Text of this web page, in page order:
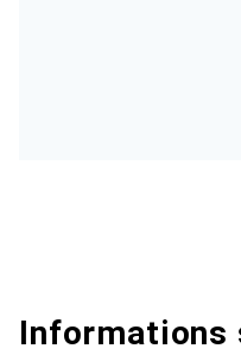
Informations